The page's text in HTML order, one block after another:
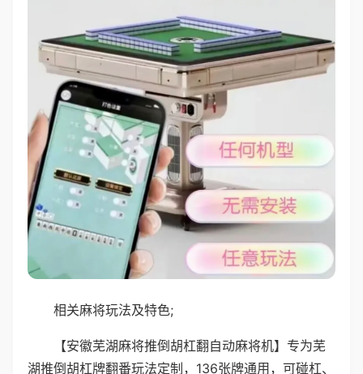
相关麻将玩法及特色;
【安徽芜湖麻将推倒胡杠翻自动麻将机】专为芜
湖推倒胡杠牌翻番玩法定制，136张牌通用，可碰杠、